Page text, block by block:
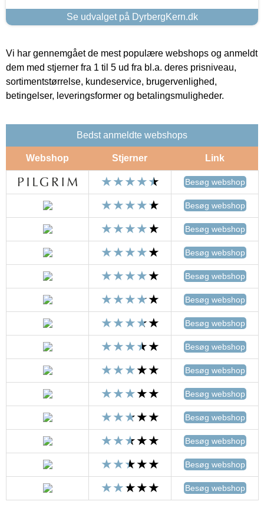
Se udvalget på DyrbergKern.dk
Vi har gennemgået de mest populære webshops og anmeldt
dem med stjerner fra 1 til 5 ud fra bl.a. deres prisniveau,
sortimentstørrelse, kundeservice, brugervenlighed,
betingelser, leveringsformer og betalingsmuligheder.
Bedst anmeldte webshops
Webshop Stjerner Link
Besøg webshop
Besøg webshop
Besøg webshop
Besøg webshop
Besøg webshop
Besøg webshop
Besøg webshop
Besøg webshop
Besøg webshop
Besøg webshop
Besøg webshop
Besøg webshop
Besøg webshop
Besøg webshop